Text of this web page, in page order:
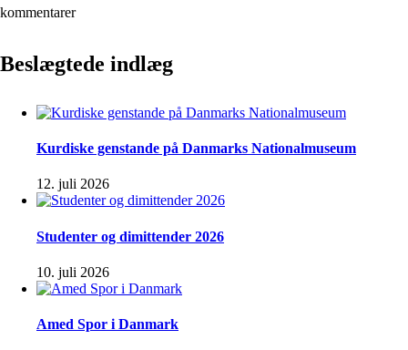
kommentarer
Beslægtede indlæg
Kurdiske genstande på Danmarks Nationalmuseum
12. juli 2026
Studenter og dimittender 2026
10. juli 2026
Amed Spor i Danmark